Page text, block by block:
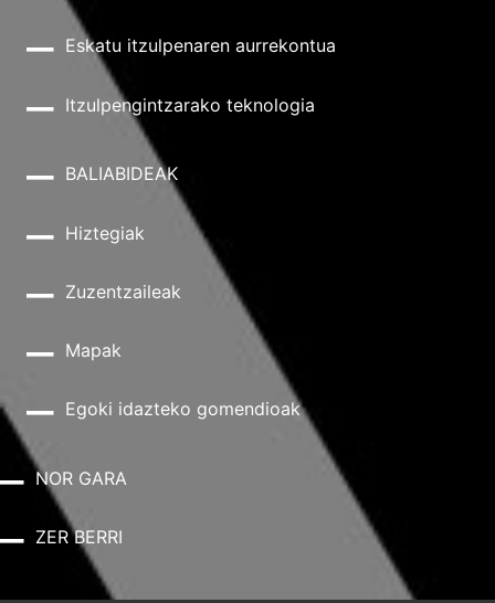
Eskatu itzulpenaren aurrekontua
Itzulpengintzarako teknologia
BALIABIDEAK
Hiztegiak
Zuzentzaileak
Mapak
Egoki idazteko gomendioak
NOR GARA
ZER BERRI